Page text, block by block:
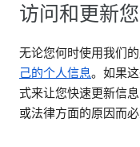
访问和更新
无论您何时使用我们
己的个人信息。如果
式来让您快速更新信
或法律方面的原因而